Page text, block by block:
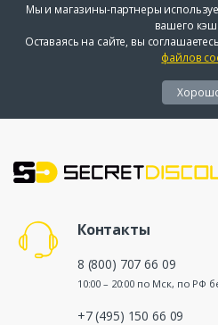
Мы и магазины-партнеры
вашего
Оставаясь на сайте, вы
файлов
Контакты
8 (800) 707 66 09
10:00 – 20:00 по Мск, по РФ
+7 (495) 150 66 09